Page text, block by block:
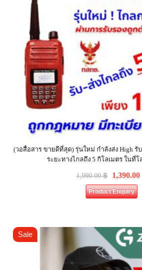
(วอสื่อสาร ขายดีที่สุด) รุ่นใหม่ กำลังส่ง High
ระยะทางไกลถึง 5 กิโลเมตร ในที่
1,990.00฿ 1,390.00
Product Enquiry
Sale